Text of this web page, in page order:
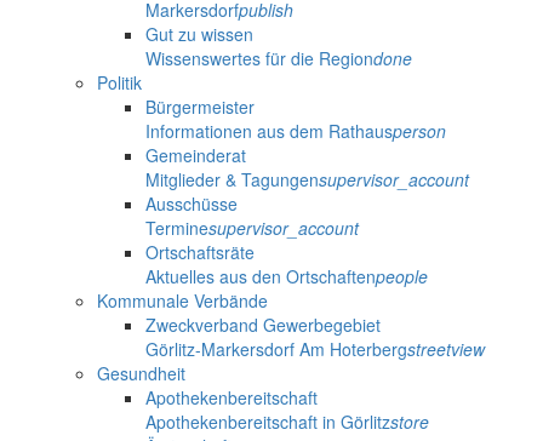
Markersdorfpublish
Gut zu wissen
Wissenswertes für die Regiondone
Politik
Bürgermeister
Informationen aus dem Rathausperson
Gemeinderat
Mitglieder & Tagungensupervisor_account
Ausschüsse
Terminesupervisor_account
Ortschaftsräte
Aktuelles aus den Ortschaftenpeople
Kommunale Verbände
Zweckverband Gewerbegebiet
Görlitz-Markersdorf Am Hoterbergstreetview
Gesundheit
Apothekenbereitschaft
Apothekenbereitschaft in Görlitzstore